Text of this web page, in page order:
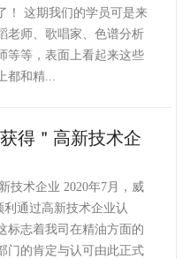
！ 这期我们的学员可是来
老师、歌唱家、色谱分析
等等，表面上看起来这些
都和精...
得＂高新技术企
技术企业 2020年7月，威
通过高新技术企业认
标志着我司在精油方面的
门的肯定与认可由此正式